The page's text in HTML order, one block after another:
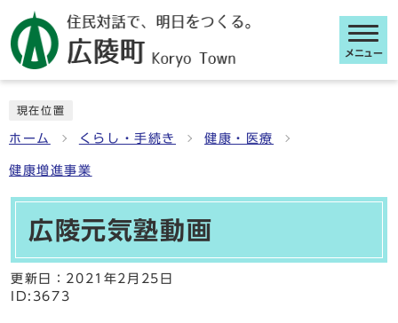
メニュー
現在位置
ホーム くらし・手続き 健康・医療
健康増進事業
広陵元気塾動画
更新日： 2021年2月25日
ID:3673